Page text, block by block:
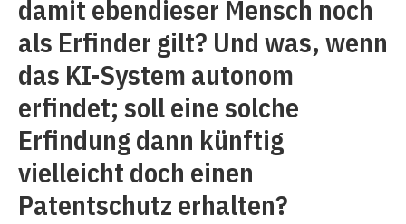
damit ebendieser Mensch noch
als Erfinder gilt? Und was, wenn
das KI-System autonom
erfindet; soll eine solche
Erfindung dann künftig
vielleicht doch einen
Patentschutz erhalten?